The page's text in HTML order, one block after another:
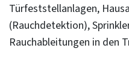
Türfeststellanlagen,
(Rauchdetektion),
Rauchableitungen in den